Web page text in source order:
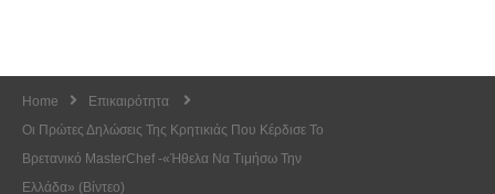
Home
Επικαιρότητα
Οι Πρώτες Δηλώσεις Της Κρητικιάς Που Κέρδισε Το
Βρετανικό MasterChef -«Ήθελα Να Τιμήσω Την
Ελλάδα» (Βίντεο)